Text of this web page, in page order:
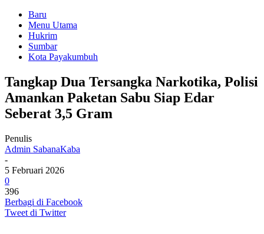
Baru
Menu Utama
Hukrim
Sumbar
Kota Payakumbuh
Tangkap Dua Tersangka Narkotika, Polisi
Amankan Paketan Sabu Siap Edar
Seberat 3,5 Gram
Penulis
Admin SabanaKaba
-
5 Februari 2026
0
396
Berbagi di Facebook
Tweet di Twitter